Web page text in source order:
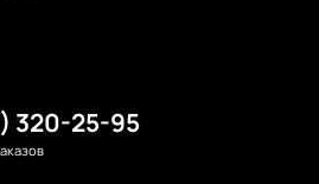
320-25-95